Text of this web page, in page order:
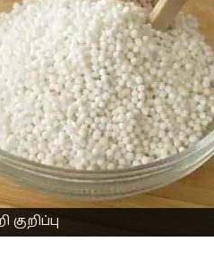
ஜவ்வரிசி என்ற
இருந்து
ஆய்வில்
ஆரோக்கியமான